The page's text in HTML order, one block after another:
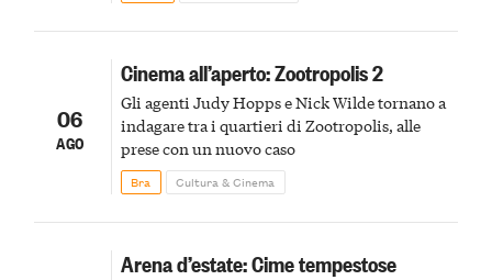
06
AGO
Cinema all’aperto: Zootropolis 2
Gli agenti Judy Hopps e Nick Wilde tornano a
indagare tra i quartieri di Zootropolis, alle
prese con un nuovo caso
Bra Cultura & Cinema
Arena d’estate: Cime tempestose